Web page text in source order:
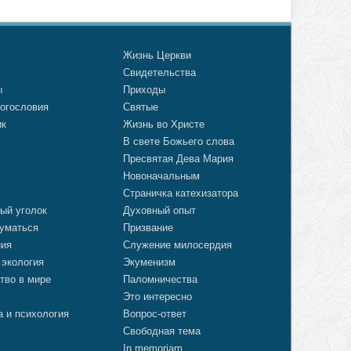
уголок
в мире
и психология
Жизнь Церкви
Свидетельства
Приходы
Святые
Жизнь во Христе
В свете Божьего слова
Пресвятая Дева Мария
Новоначальным
Страничка катехизатора
Духовный опыт
Призвание
Служение милосердия
Экуменизм
Паломничества
Это интересно
Вопрос-ответ
Свободная тема
In memoriam